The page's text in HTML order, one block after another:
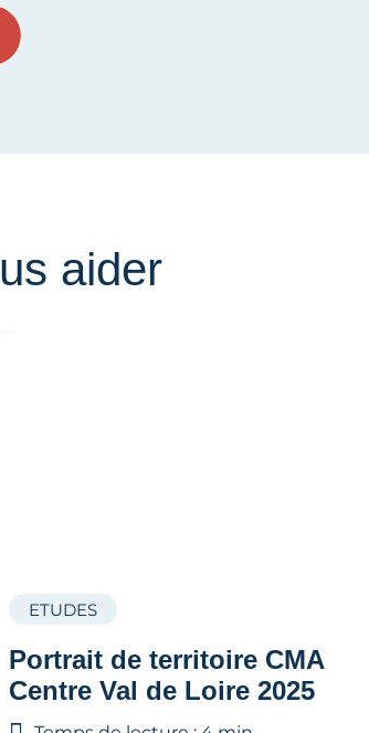
aider
Portrait de territoire CMA
Centre Val de Loire 2025
ETUDES